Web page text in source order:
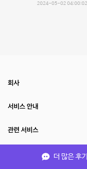
2024-05-02 04:00:02
더 많은 후
회사
서비스 안내
관련 서비스